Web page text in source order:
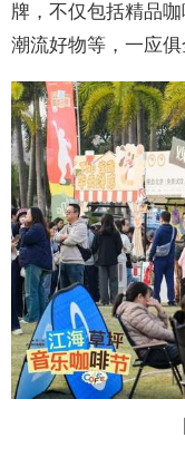
牌，不仅包括精品
潮流好物等，一应俱